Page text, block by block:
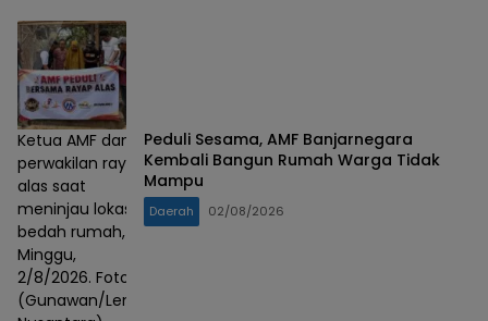
Ketua AMF dan
perwakilan rayap
alas saat
meninjau lokasi
bedah rumah,
Minggu,
2/8/2026. Foto :
(Gunawan/Lensa
Peduli Sesama, AMF Banjarnegara
Kembali Bangun Rumah Warga Tidak
Mampu
Daerah 02/08/2026